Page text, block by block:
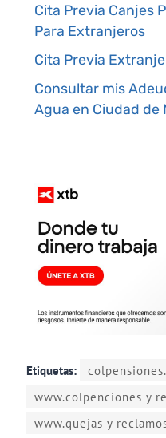
Cita Previa Canjes
Para Extranjeros
Cita Previa
Consultar mis
Agua en Ciudad de
Etiquetas:
www.colpenciones y
www.quejas y